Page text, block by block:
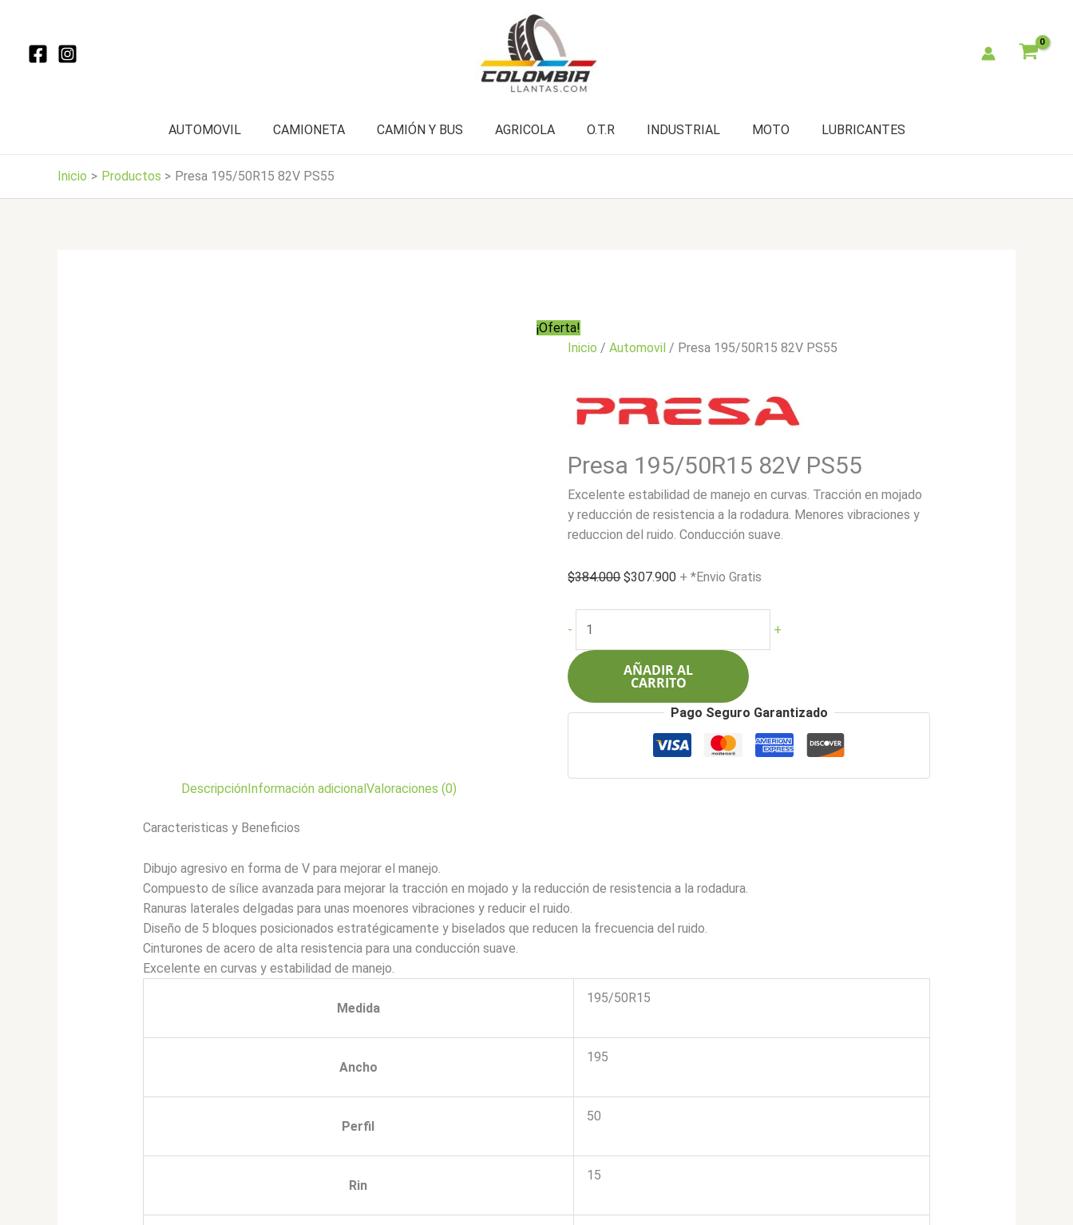
contenido
AUTOMOVIL CAMIONETA CAMIÓN Y BUS AGRICOLA O.T.R INDUSTRIAL MOTO LUBRICANTES
Inicio Productos Presa 195/50R15 82V PS55
¡Oferta!
Inicio /Automovil / Presa 195/50R15 82V PS55
Presa 195/50R15 82V PS55
Excelente estabilidad de manejo en curvas. Tracción en mojado
y reducción de resistencia a la rodadura. Menores vibraciones y
reduccion del ruido. Conducción suave.
$384.000El
$307.900El
$307.900.
+ *Envio Gratis
-
195/50R15
82V
cantidad
+
AÑADIR AL
CARRITO
Pago Seguro Garantizado
DescripciónInformación adicionalValoraciones (0)
Caracteristicas y Beneficios
Dibujo agresivo en forma de V para mejorar el manejo.
Compuesto de sílice avanzada para mejorar la tracción en mojado y la reducción de resistencia a la rodadura.
Ranuras laterales delgadas para unas moenores vibraciones y reducir el ruido.
Diseño de 5 bloques posicionados estratégicamente y biselados que reducen la frecuencia del ruido.
Cinturones de acero de alta resistencia para una conducción suave.
Excelente en curvas y estabilidad de manejo.
Medida
195/50R15
Ancho
195
Perfil
50
Rin
15
$384.000.